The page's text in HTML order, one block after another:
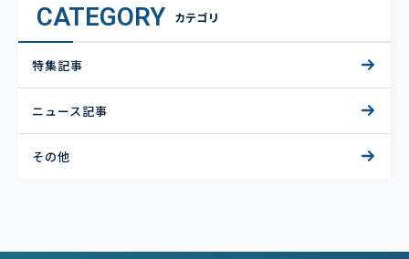
CATEGORY カテゴリ
特集記事
ニュース記事
その他